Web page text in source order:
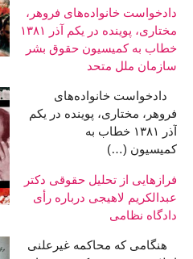
دادخواست خانواده‌های فروهر،
مختاری، پوینده در یکم آذر ۱۳۸۱
خطاب به کمیسیون حقوق بشر
سازمان ملل متحد
دادخواست خانواده‌های
فروهر، مختاری، پوینده در یکم
آذر ۱۳۸۱ خطاب به
کمیسیون (…)
فرازهایی از تحليل حقوقی دکتر
عبدالکریم لاهیجی درباره رأی
دادگاه نظامی
هنگامی كه محاكمه غيرعلنی